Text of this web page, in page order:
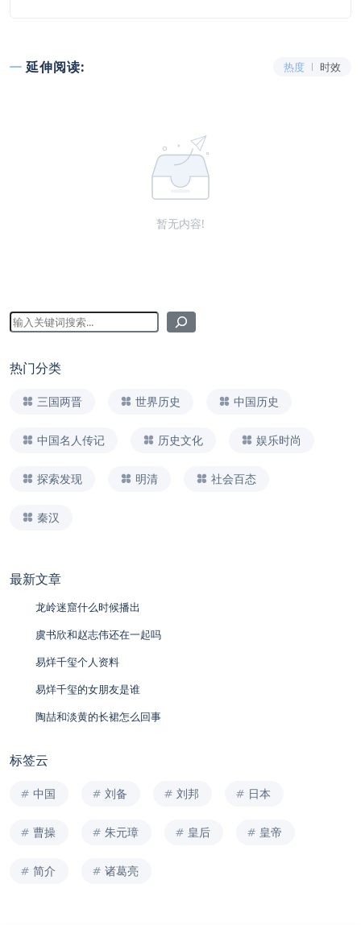
延伸阅读: 热度 时效
暂无内容!
热门分类
三国两晋 世界历史 中国历史
中国名人传记 历史文化 娱乐时尚
探索发现 明清 社会百态
秦汉
最新文章
龙岭迷窟什么时候播出
虞书欣和赵志伟还在一起吗
易烊千玺个人资料
易烊千玺的女朋友是谁
陶喆和淡黄的长裙怎么回事
标签云
中国 刘备 刘邦 日本
曹操 朱元璋 皇后 皇帝
简介 诸葛亮